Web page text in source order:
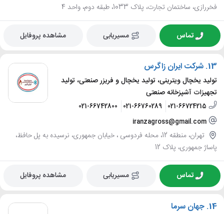
فخررازی، ساختمان تجارت، پلاک 1033، طبقه دوم، واحد 4
تماس مسیریابی مشاهده پروفایل
13. شرکت ایران زاگرس
تولید یخچال ویترینی، تولید یخچال و فریزر صنعتی، تولید
تجهیزات آشپزخانه صنعتی
021-66724215
021-66760289
021-66742800
iranzagross@gmail.com
تهران، منطقه 12، محله فردوسی ، خیابان جمهوری، نرسیده به پل حافظ،
پاساژ جمهوری، پلاک 12
تماس مسیریابی مشاهده پروفایل
14. جهان سرما